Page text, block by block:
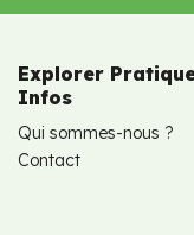
Explorer
Infos
Qui sommes-nous ?
Contact